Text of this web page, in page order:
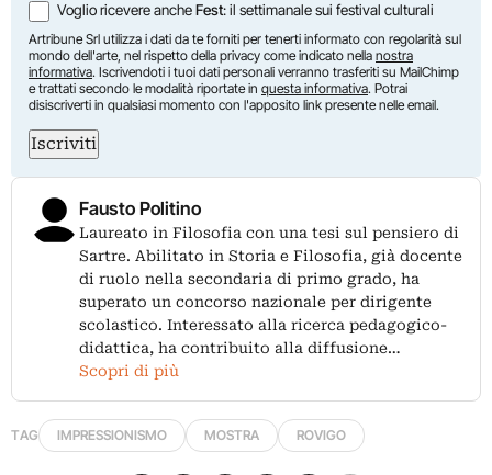
Voglio ricevere ancheFest: il settimanale sui festival culturali
Artribune Srl utilizza i dati da te forniti per tenerti informato con regolarità sul
mondo dell'arte, nel rispetto della privacy come indicato nella nostra
informativa. Iscrivendoti i tuoi dati personali verranno trasferiti su MailChimp
e trattati secondo le modalità riportate in questa informativa. Potrai
disiscriverti in qualsiasi momento con l'apposito link presente nelle email.
Iscriviti
Fausto Politino
Laureato in Filosofia con una tesi sul pensiero di
Sartre. Abilitato in Storia e Filosofia, già docente
di ruolo nella secondaria di primo grado, ha
superato un concorso nazionale per dirigente
scolastico. Interessato alla ricerca pedagogico-
didattica, ha contribuito alla diffusione…
Scopri di più
TAG IMPRESSIONISMO MOSTRA ROVIGO